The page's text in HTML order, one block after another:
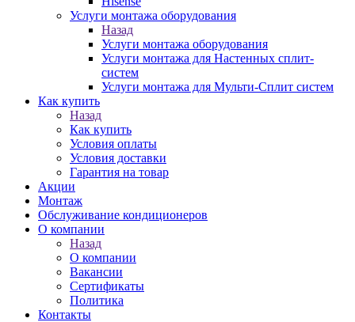
Услуги монтажа оборудования
Назад
Услуги монтажа оборудования
Услуги монтажа для Настенных сплит-
систем
Услуги монтажа для Мульти-Сплит систем
Как купить
Назад
Как купить
Условия оплаты
Условия доставки
Гарантия на товар
Акции
Монтаж
Обслуживание кондиционеров
О компании
Назад
О компании
Вакансии
Сертификаты
Политика
Контакты